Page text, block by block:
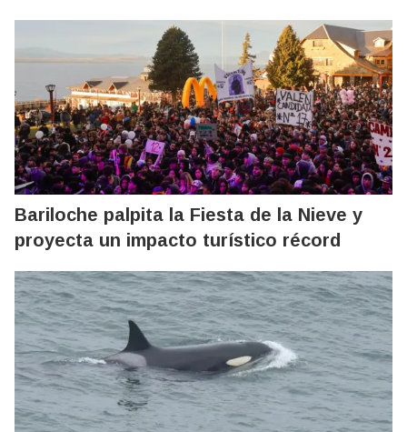
Bariloche palpita la Fiesta de la Nieve y
proyecta un impacto turístico récord